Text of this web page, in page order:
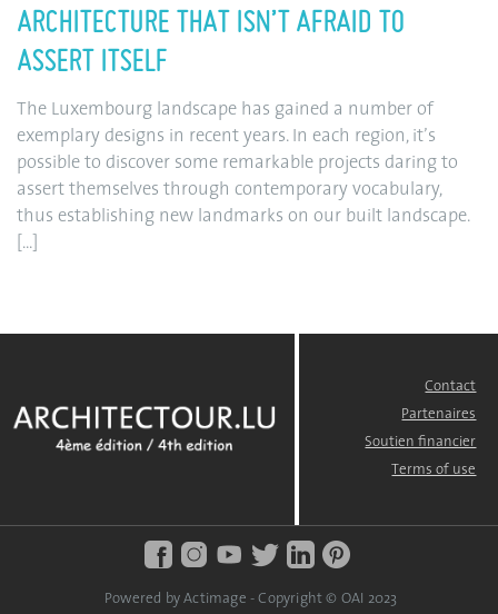
ARCHITECTURE THAT ISN’T AFRAID TO
ASSERT ITSELF
The Luxembourg landscape has gained a number of
exemplary designs in recent years. In each region, it’s
possible to discover some remarkable projects daring to
assert themselves through contemporary vocabulary,
thus establishing new landmarks on our built landscape.
[...]
Contact
Partenaires
Soutien financier
Terms of use
Powered by Actimage - Copyright © OAI 2023